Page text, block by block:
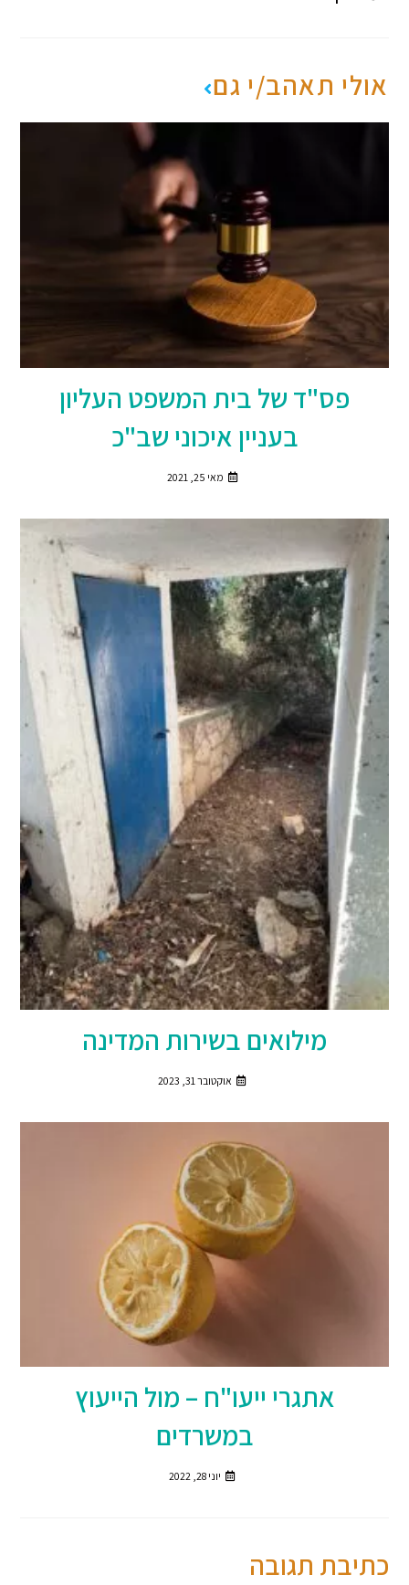
אולי תאהב/י גם
פס"ד של בית המשפט העליון
בעניין איכוני שב"כ
מאי 25, 2021
מילואים בשירות המדינה
אוקטובר 31, 2023
אתגרי ייעו"ח – מול הייעוץ
במשרדים
יוני 28, 2022
כתיבת תגובה